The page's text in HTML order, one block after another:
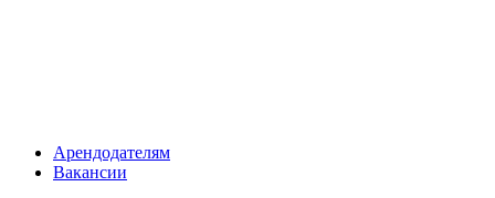
Арендодателям
Вакансии